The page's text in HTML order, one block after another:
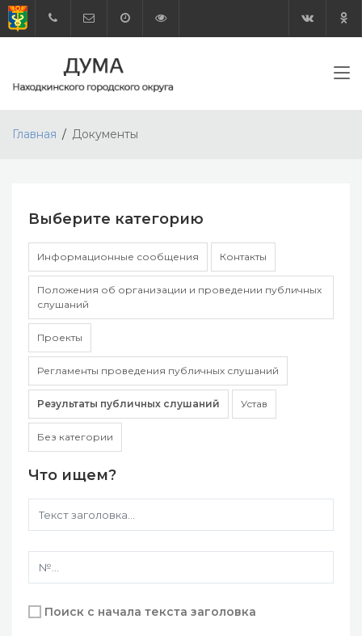
Главная Документы
Выберите категорию
Информационные сообщения Контакты
Положения об организации и проведении публичных
слушаний
Проекты
Регламенты проведения публичных слушаний
Результаты публичных слушаний Устав
Без категории
Что ищем?
Поиск с начала текста заголовка